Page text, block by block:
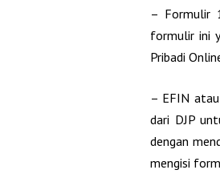
– Formulir
formulir ini
Pribadi
– EFIN
dari DJP
dengan
mengisi